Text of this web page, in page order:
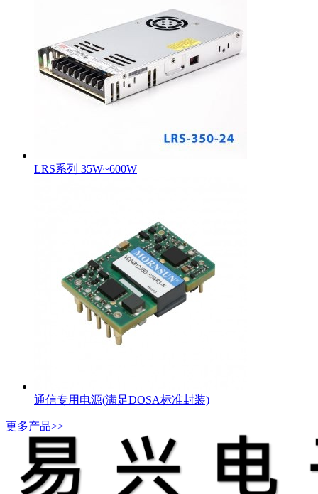
LRS系列 35W~600W
通信专用电源(满足DOSA标准封装)
更多产品>>